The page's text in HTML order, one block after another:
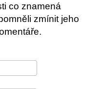
co znamená
zmínit jeho